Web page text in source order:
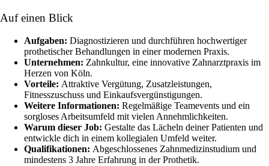
Auf einen Blick
Aufgaben: Diagnostizieren und durchführen hochwertiger
prothetischer Behandlungen in einer modernen Praxis.
Unternehmen: Zahnkultur, eine innovative Zahnarztpraxis im
Herzen von Köln.
Vorteile: Attraktive Vergütung, Zusatzleistungen,
Fitnesszuschuss und Einkaufsvergünstigungen.
Weitere Informationen: Regelmäßige Teamevents und ein
sorgloses Arbeitsumfeld mit vielen Annehmlichkeiten.
Warum dieser Job: Gestalte das Lächeln deiner Patienten und
entwickle dich in einem kollegialen Umfeld weiter.
Qualifikationen: Abgeschlossenes Zahnmedizinstudium und
mindestens 3 Jahre Erfahrung in der Prothetik.